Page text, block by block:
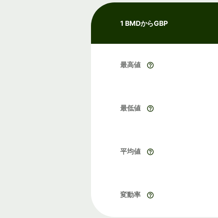
1 BMDからGBP
最高値
最低値
平均値
変動率